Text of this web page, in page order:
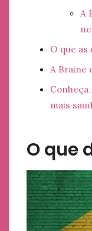
A
O que
A Braine
Conheça
mais
O que